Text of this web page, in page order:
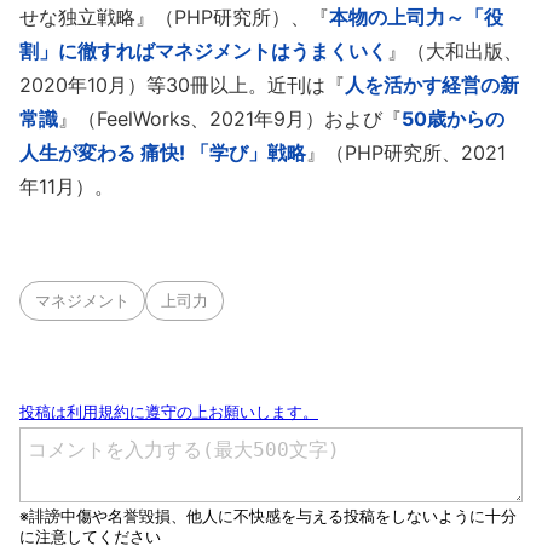
せな独立戦略』（PHP研究所）、『本物の上司力～「役
割」に徹すればマネジメントはうまくいく 』（大和出版、
2020年10月）等30冊以上。近刊は『人を活かす経営の新
常識』（FeelWorks、2021年9月）および『50歳からの
人生が変わる 痛快! 「学び」戦略』（PHP研究所、2021
年11月）。
マネジメント 上司力